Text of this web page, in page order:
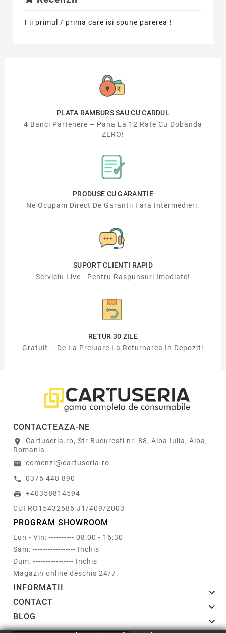
Fii primul / prima care isi spune parerea !
PLATA RAMBURS SAU CU CARDUL
4 Banci Partenere – Pana La 12 Rate Cu Dobanda
ZERO!
PRODUSE CU GARANTIE
Ne Ocupam Direct De Garantii Fara Intermedieri.
SUPORT CLIENTI RAPID
Serviciu Live - Pentru Raspunsuri Imediate!
RETUR 30 ZILE
Gratuit – De La Preluare La Returnarea In Depozit!
CONTACTEAZA-NE
location_on
Cartuseria.ro, Str Bucuresti nr. 88, Alba Iulia, Alba,
Romania
email comenzi@cartuseria.ro
call 0376 448 890
print +40358814594
CUI RO15432686 J1/409/2003
PROGRAM SHOWROOM
Lun - Vin: ---------- 08:00 - 16:30
Sam: ----------------- Inchis
Dum: ---------------- Inchis
Magazin online deschis 24/7.
INFORMATII 
CONTACT 
BLOG 